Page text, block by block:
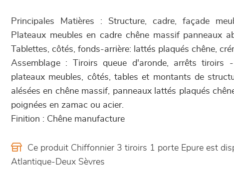
Principales Matières : Structure, cadre, façade
Plateaux meubles en cadre chêne massif panneaux
Tablettes, côtés, fonds-arrière: lattés plaqués chêne,
Assemblage : Tiroirs queue d'aronde, arrêts tiroirs
plateaux meubles, côtés, tables et montants de
alésées en chêne massif, panneaux lattés plaqués
poignées en zamac ou acier.
Finition : Chêne manufacture
Ce produit Chiffonnier 3 tiroirs 1 porte Epure est
Atlantique-Deux Sèvres